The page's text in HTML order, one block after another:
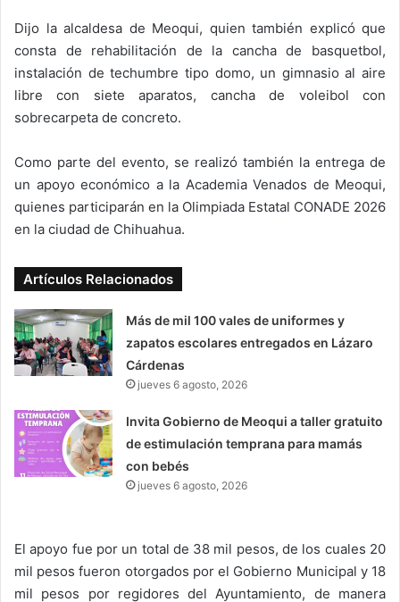
Dijo la alcaldesa de Meoqui, quien también explicó que
consta de rehabilitación de la cancha de basquetbol,
instalación de techumbre tipo domo, un gimnasio al aire
libre con siete aparatos, cancha de voleibol con
sobrecarpeta de concreto.
Como parte del evento, se realizó también la entrega de
un apoyo económico a la Academia Venados de Meoqui,
quienes participarán en la Olimpiada Estatal CONADE 2026
en la ciudad de Chihuahua.
Artículos Relacionados
Más de mil 100 vales de uniformes y
zapatos escolares entregados en Lázaro
Cárdenas
jueves 6 agosto, 2026
Invita Gobierno de Meoqui a taller gratuito
de estimulación temprana para mamás
con bebés
jueves 6 agosto, 2026
El apoyo fue por un total de 38 mil pesos, de los cuales 20
mil pesos fueron otorgados por el Gobierno Municipal y 18
mil pesos por regidores del Ayuntamiento, de manera